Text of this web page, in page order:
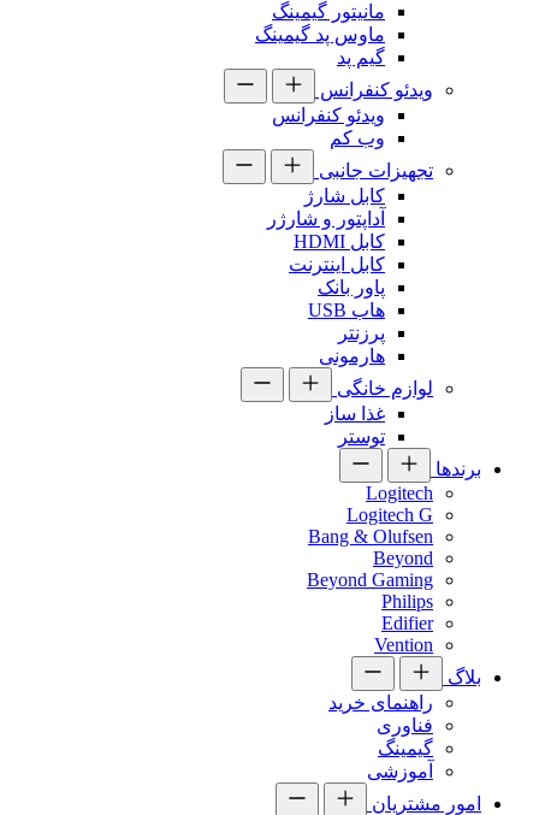
مانیتور گیمینگ
ماوس پد گیمینگ
گیم پد
ویدئو کنفرانس
ویدئو کنفرانس
وب کم
تجهیزات جانبی
کابل شارژ
آداپتور و شارژر
کابل HDMI
کابل اینترنت
پاور بانک
هاب USB
پرزنتر
هارمونی
لوازم خانگی
غذا ساز
توستر
برندها
Logitech
Logitech G
Bang & Olufsen
Beyond
Beyond Gaming
Philips
Edifier
Vention
بلاگ
راهنمای خرید
فناوری
گیمینگ
آموزشی
امور مشتریان